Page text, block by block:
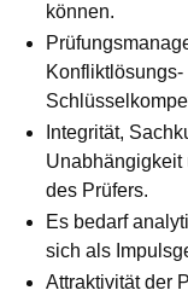
können.
Integrität,
Unabhängigkeit
des Prüfers.
Es bedarf
sich als
Attraktivität der